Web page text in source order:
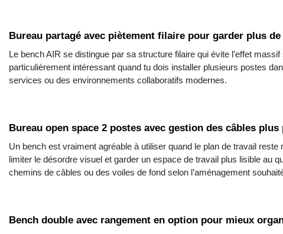
Bureau partagé avec piètement filaire pour garder plus
Le bench AIR se distingue par sa structure filaire qui évite l’effet
particulièrement intéressant quand tu dois installer plusieurs postes
services ou des environnements collaboratifs modernes.
Bureau open space 2 postes avec gestion des câbles plus
Un bench est vraiment agréable à utiliser quand le plan de travail
limiter le désordre visuel et garder un espace de travail plus lisible au
chemins de câbles ou des voiles de fond selon l’aménagement
Bench double avec rangement en option pour mieux